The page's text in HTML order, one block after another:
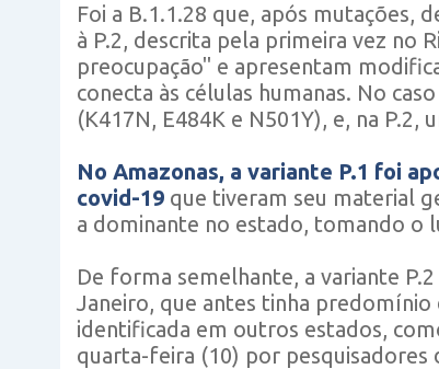
Foi a B.1.1.28 que, após mutações,
à P.2, descrita pela primeira vez no
preocupação" e apresentam
conecta às células humanas. No
(K417N, E484K e N501Y), e, na P.2,
No Amazonas, a variante P.1 foi
covid-19que tiveram seu material
a dominante no estado, tomando o
De forma semelhante, a variante
Janeiro, que antes tinha
identificada em outros estados,
quarta-feira (10) por pesquisadores